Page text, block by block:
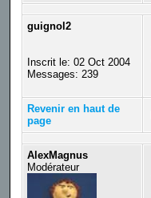
guignol2
Inscrit le: 02 Oct 2004
Messages: 239
Revenir en haut de
page
AlexMagnus
Modérateur